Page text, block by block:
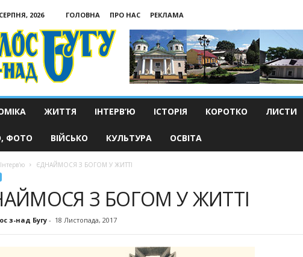
2026 ГОЛОВНА ПРО НАС
РЕКЛАМА
ЖИТТЯ ІНТЕРВ’Ю ІСТОРІЯ КОРОТКО ЛИСТИ
ФОТО ВІЙСЬКО КУЛЬТУРА ОСВІТА
Інтерв'ю ЄДНАЙМОСЯ З БОГОМ У ЖИТТІ
З БОГОМ У ЖИТТІ
з-над Бугу- 18 Листопада, 2017